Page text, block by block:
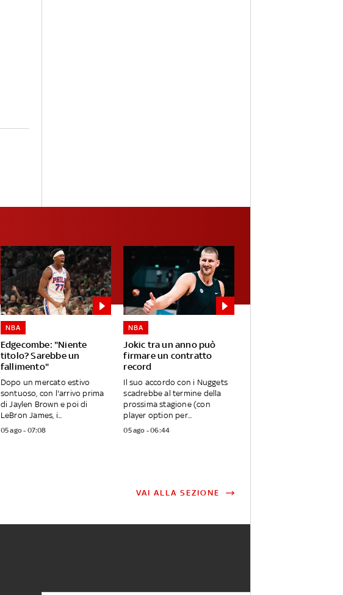
Edgecombe: "Niente
titolo? Sarebbe un
fallimento"
NBA
Dopo un mercato estivo
sontuoso, con l'arrivo prima
di Jaylen Brown e poi di
LeBron James, i...
05 ago - 07:08
Jokic tra un anno può
firmare un contratto
record
NBA
Il suo accordo con i Nuggets
scadrebbe al termine della
prossima stagione (con
player option per...
05 ago - 06:44
VAI ALLA SEZIONE